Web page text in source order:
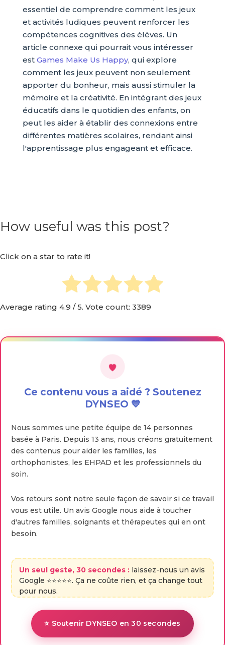
essentiel de comprendre comment les jeux
et activités ludiques peuvent renforcer les
compétences cognitives des élèves. Un
article connexe qui pourrait vous intéresser
est Games Make Us Happy, qui explore
comment les jeux peuvent non seulement
apporter du bonheur, mais aussi stimuler la
mémoire et la créativité. En intégrant des jeux
éducatifs dans le quotidien des enfants, on
peut les aider à établir des connexions entre
différentes matières scolaires, rendant ainsi
l'apprentissage plus engageant et efficace.
How useful was this post?
Click on a star to rate it!
Average rating 4.9 / 5. Vote count: 3389
Ce contenu vous a aidé ? Soutenez
DYNSEO 💙
Nous sommes une petite équipe de 14 personnes
basée à Paris. Depuis 13 ans, nous créons gratuitement
des contenus pour aider les familles, les
orthophonistes, les EHPAD et les professionnels du
soin.
Vos retours sont notre seule façon de savoir si ce travail
vous est utile. Un avis Google nous aide à toucher
d'autres familles, soignants et thérapeutes qui en ont
besoin.
Un seul geste, 30 secondes : laissez-nous un avis
Google ⭐⭐⭐⭐⭐. Ça ne coûte rien, et ça change tout
pour nous.
⭐ Soutenir DYNSEO en 30 secondes